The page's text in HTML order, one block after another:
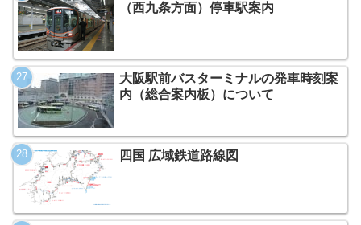
（西九条方面）停車駅案内
大阪駅前バスターミナルの発車時刻案
内（総合案内板）について
四国 広域鉄道路線図